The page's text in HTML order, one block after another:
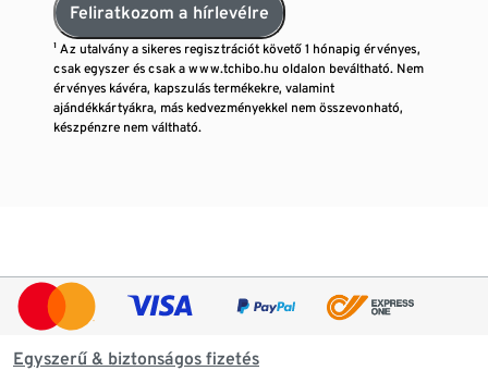
Feliratkozom a hírlevélre
¹ Az utalvány a sikeres regisztrációt követő 1 hónapig érvényes,
csak egyszer és csak a www.tchibo.hu oldalon beváltható. Nem
érvényes kávéra, kapszulás termékekre, valamint
ajándékkártyákra, más kedvezményekkel nem összevonható,
készpénzre nem váltható.
Egyszerű & biztonságos fizetés